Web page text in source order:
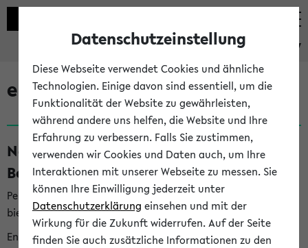
eKVV
eKVV News
Nachhaltigkeitspreis 2026:
Bewerbungsphase gestartet (06.08.26)
Per E-Mail eingestellt von nachhaltigkeitsbuero@uni-
bielefeld.de an den Verteiler 'Alle Studierenden':
English version below
Datenschutzeinstellung
Diese Webseite verwendet Cookies und ähnliche
Technologien. Einige davon sind essentiell, um die
Funktionalität der Website zu gewährleisten,
während andere uns helfen, die Website und Ihre
Erfahrung zu verbessern. Falls Sie zustimmen,
verwenden wir Cookies und Daten auch, um Ihre
Interaktionen mit unserer Webseite zu messen. Sie
können Ihre Einwilligung jederzeit unter
Datenschutzerklärung einsehen und mit der
Wirkung für die Zukunft widerrufen. Auf der Seite
finden Sie auch zusätzliche Informationen zu den